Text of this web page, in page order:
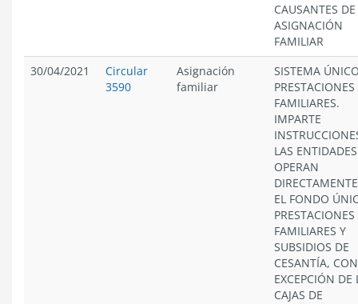
CAUSANTES DE
ASIGNACIÓN
FAMILIAR
30/04/2021
Circular
3590
Asignación
familiar
SISTEMA
PRESTACIONES
FAMILIARES.
IMPARTE
LAS
OPERAN
EL FONDO
PRESTACIONES
FAMILIARES Y
SUBSIDIOS DE
CESANTÍA, CON
EXCEPCIÓN DE
CAJAS DE